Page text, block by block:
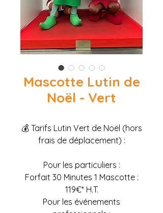
Mascotte Lutin de
Noël - Vert
💰 Tarifs Lutin Vert de Noël (hors
frais de déplacement) :
Pour les particuliers :
Forfait 30 Minutes 1 Mascotte :
119€* H.T.
Pour les événements